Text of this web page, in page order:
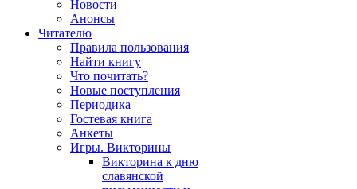
Новости
Анонсы
Читателю
Правила пользования
Найти книгу
Что почитать?
Новые поступления
Периодика
Гостевая книга
Анкеты
Игры. Викторины
Викторина к дню
славянской